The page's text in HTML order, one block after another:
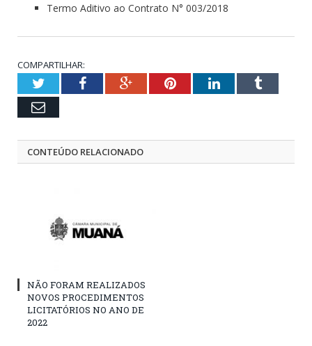
Termo Aditivo ao Contrato N° 003/2018
COMPARTILHAR:
TwitterFacebookGoogle+PinterestLinkedInTumblr
Email
CONTEÚDO RELACIONADO
NÃO FORAM REALIZADOS
NOVOS PROCEDIMENTOS
LICITATÓRIOS NO ANO DE
2022